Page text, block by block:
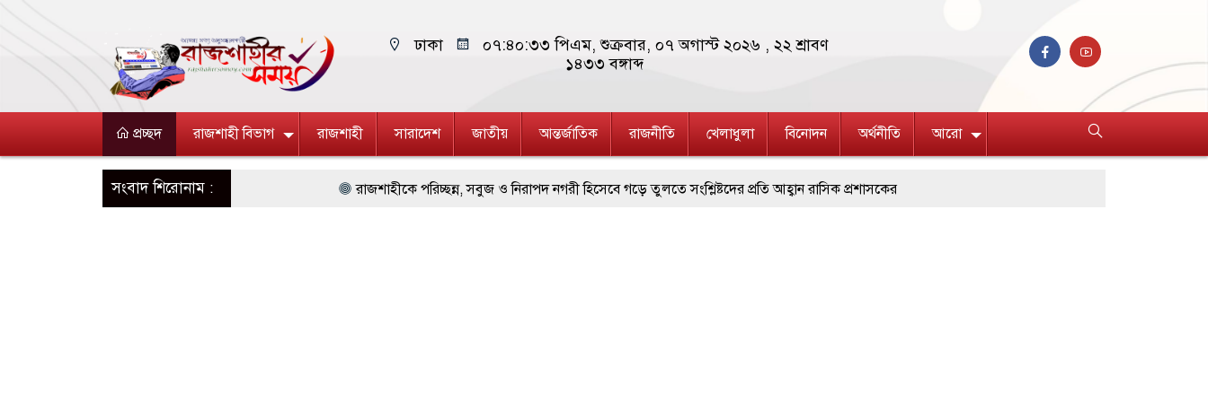
ঢাকা ০৭:৪০:৩৪ পিএম, শুক্রবার, ০৭ অগাস্ট ২০২৬ , ২২ শ্রাবণ
১৪৩৩ বঙ্গাব্দ
প্রচ্ছদ রাজশাহী বিভাগ রাজশাহী সারাদেশ জাতীয় আন্তর্জাতিক রাজনীতি খেলাধুলা বিনোদন অর্থনীতি আরো
সংবাদ শিরোনাম : রাজশাহীকে পরিচ্ছন্ন, সবুজ ও নিরাপদ নগরী হিসেবে গড়ে তুলতে সংশ্লিষ্টদের প্রতি আহ্বান রাসিক প্রশাসকের